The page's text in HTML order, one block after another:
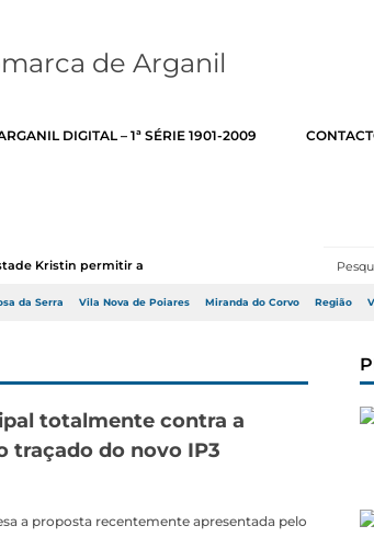
DIGITAL – 1ª SÉRIE 1901-2009
Kristin permitir a adj...
da Serra Vila Nova de Poiares Miranda do Corvo Região
totalmente contra a
traçado do novo IP3
a proposta recentemente apresentada pelo